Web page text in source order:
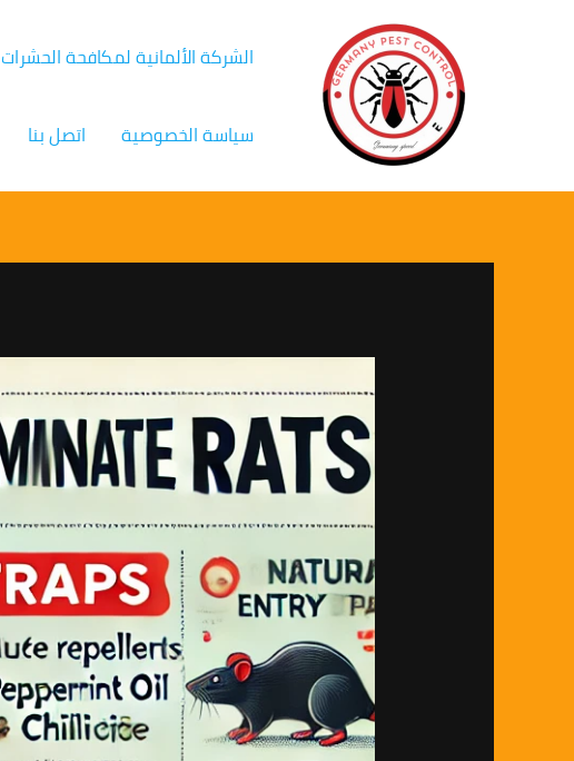
الشركة الألمانية لمكافحة الحشرات
سياسة الخصوصية اتصل بنا
navigation